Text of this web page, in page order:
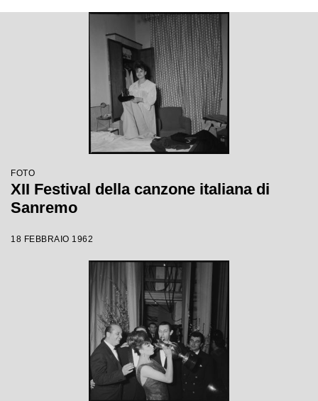
FOTO
XII Festival della canzone italiana di
Sanremo
18 FEBBRAIO 1962